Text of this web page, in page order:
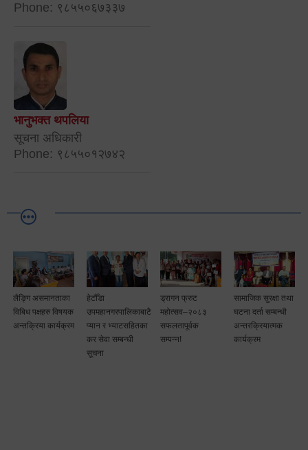
Phone: ९८५५०६७३३७
भानुभक्त थपलिया
सूचना अधिकारी
Phone: ९८५५०१२७४२
लैङ्गि असमानताका
विबिध पक्षहरु विषयक
अन्तक्रिया कार्यक्रम
हेटौँडा
उपमहानगरपालिकाबाटै
प्यान र भ्याटसहितका
कर सेवा सम्बन्धी
सूचना
ड्रागन फ्रुट
महोत्सव–२०८३
सफलतापूर्वक
सम्पन्न!
सामाजिक सुरक्षा तथा
घटना दर्ता सम्बन्धी
अन्तरक्रियात्मक
कार्यक्रम